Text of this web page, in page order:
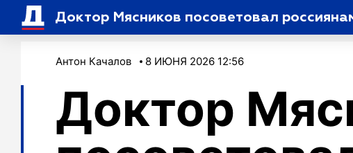
Доктор Мясников посоветовал
Антон Качалов 8 ИЮНЯ 2026 12:56
Доктор